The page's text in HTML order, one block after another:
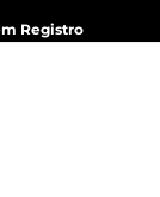
Registro